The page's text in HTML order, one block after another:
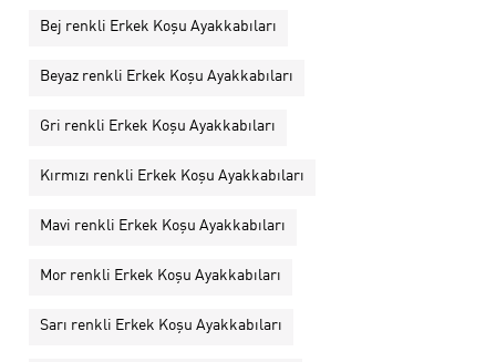
Bej renkli Erkek Koşu Ayakkabıları
Beyaz renkli Erkek Koşu Ayakkabıları
Gri renkli Erkek Koşu Ayakkabıları
Kırmızı renkli Erkek Koşu Ayakkabıları
Mavi renkli Erkek Koşu Ayakkabıları
Mor renkli Erkek Koşu Ayakkabıları
Sarı renkli Erkek Koşu Ayakkabıları